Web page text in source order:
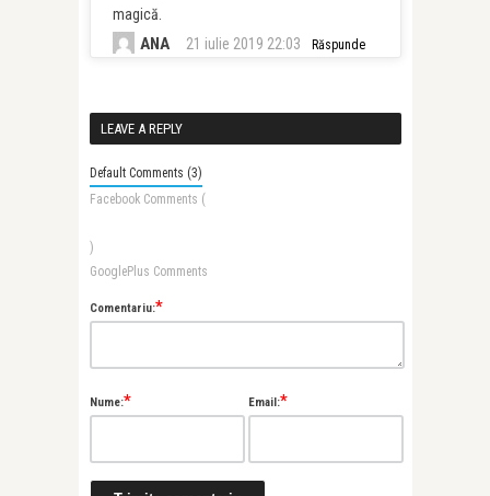
magică.
ANA 21 iulie 2019 22:03 Răspunde
LEAVE A REPLY
Default Comments (3)
Facebook Comments (
)
GooglePlus Comments
Comentariu:*
Nume:* Email:*